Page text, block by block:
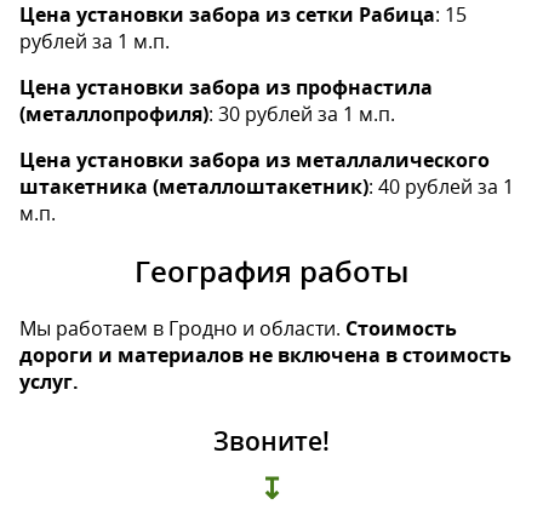
Цена установки забора из сетки Рабица: 15
рублей за 1 м.п.
Цена установки забора из профнастила
(металлопрофиля): 30 рублей за 1 м.п.
Цена установки забора из металлалического
штакетника (металлоштакетник): 40 рублей за 1
м.п.
География работы
Мы работаем в Гродно и области. Стоимость
дороги и материалов не включена в стоимость
услуг.
Звоните!
↧